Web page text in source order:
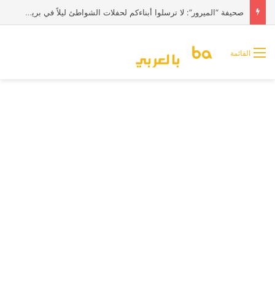
صحيفة “الميرور”: لا ترسلوا أبناءكم لحفلات الشواطئ ليلاً في بريطانيا
القائمة